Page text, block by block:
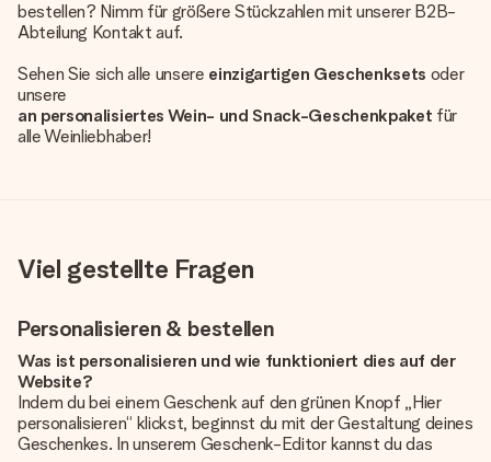
bestellen? Nimm für größere Stückzahlen mit unserer B2B-
Abteilung Kontakt auf.
Sehen Sie sich alle unsere einzigartigen Geschenksets oder
unsere
an personalisiertes Wein- und Snack-Geschenkpaket für
alle Weinliebhaber!
Viel gestellte Fragen
Personalisieren & bestellen
Was ist personalisieren und wie funktioniert dies auf der
Website?
Indem du bei einem Geschenk auf den grünen Knopf „Hier
personalisieren“ klickst, beginnst du mit der Gestaltung deines
Geschenkes. In unserem Geschenk-Editor kannst du das